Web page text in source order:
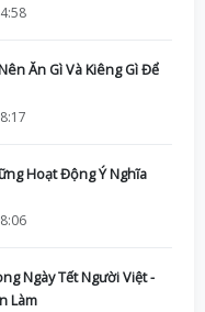
Ăn Gì Và Kiêng Gì Để
Hoạt Động Ý Nghĩa
Ngày Tết Người Việt -
Làm